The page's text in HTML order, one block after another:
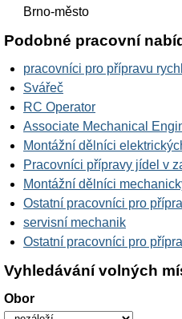
Brno-město
Podobné pracovní
pracovníci pro přípravu
Svářeč
RC Operator
Associate Mechanical
Montážní dělníci
Pracovníci přípravy jídel v
Montážní dělníci
Ostatní pracovníci pro
servisní mechanik
Ostatní pracovníci pro
Vyhledávání volných
Obor